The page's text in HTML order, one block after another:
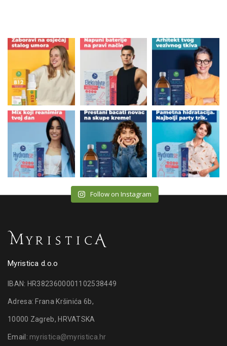
Follow on Instagram
Myristica d.o.o
IBAN: HR3823600001102538449
Adresa: Frana Kršinića 6b,
10000 Zagreb, HRVATSKA
Email: myristica@myristica.hr